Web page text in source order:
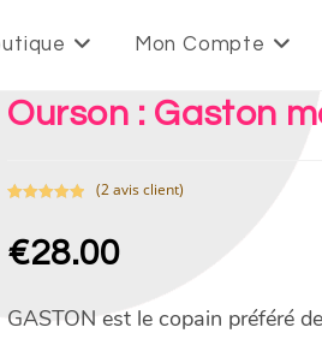
Mon Compte
Ourson : Gaston
sur 5
basé sur
(2avis client)
€28.00
GASTON est le copain préféré